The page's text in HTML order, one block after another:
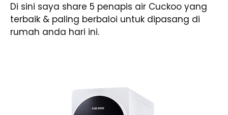
Di sini saya share 5 penapis air Cuckoo yang
terbaik & paling berbaloi untuk dipasang di
rumah anda hari ini.